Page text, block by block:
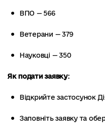
ВПО — 566
Ветерани — 379
Науковці — 350
Як подати заявку:
Відкрийте застосунок
Заповніть заявку та